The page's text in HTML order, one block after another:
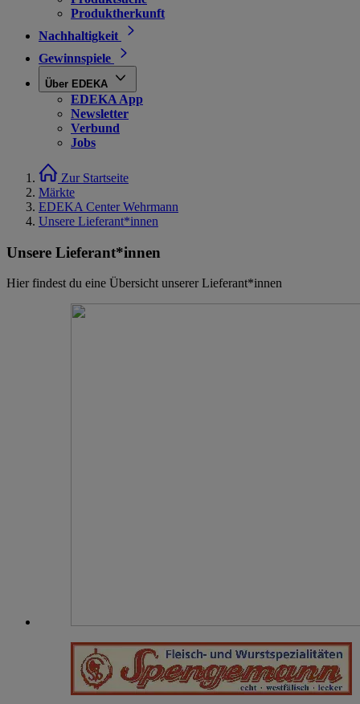
Produktherkunft
Nachhaltigkeit
Gewinnspiele
Über EDEKA
EDEKA App
Newsletter
Verbund
Jobs
Zur Startseite
Märkte
EDEKA Center Wehrmann
Unsere Lieferant*innen
Unsere Lieferant*innen
Hier findest du eine Übersicht unserer Lieferant*innen